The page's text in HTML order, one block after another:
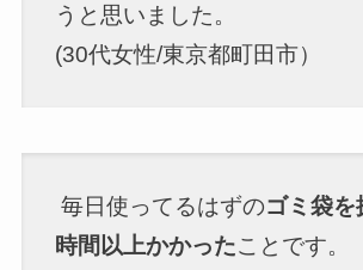
うと思いました。
(30代女性/東京都町田市）
毎日使ってるはずのゴミ袋を
時間以上かかったことです。